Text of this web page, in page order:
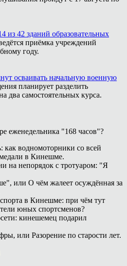
42 зданий образовательных
приёмка учреждений
году.
осваивать начальную военную
планирует разделить
два самостоятельных курса.
еженедельника "168 часов"?
как водномоторники со всей
в Кинешме.
на непорядок с тротуаром: "Я
или О чём жалеет осуждённая за
в Кинешме: при чём тут
юных спортсменов?
кинешемец подарил
или Разорение по старости лет.